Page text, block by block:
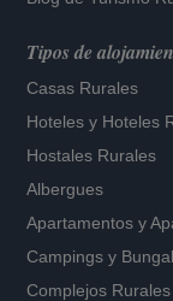
Tipos de
Casas Rurales
Hoteles y Hoteles
Hostales Rurales
Albergues
Apartamentos y
Campings y
Complejos Rurales